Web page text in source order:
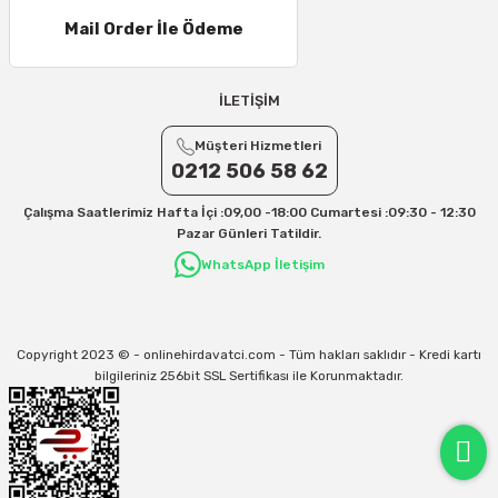
Aras Kargo için 30 Desi sonrası her +1 Desi: 17 TL
Kargo ve teslimat süreçleriyle ilgili tüm sorularınız için bizimle iletişime
31/12/2026 Tarihine Kadar Geçerlidir
Kargo İle İlgili sorunlarınız içininfo@onlinehirdavatci.com
Mail Order İle Ödeme
İLETİŞİM
Müşteri Hizmetleri
0212 506 58 62
Çalışma Saatlerimiz Hafta İçi :09,00 -18:00 Cumartesi :09:30 - 12:30
Pazar Günleri Tatildir.
WhatsApp İletişim
Copyright 2023 © - onlinehirdavatci.com - Tüm hakları saklıdır - Kredi kartı
bilgileriniz 256bit SSL Sertifikası ile Korunmaktadır.